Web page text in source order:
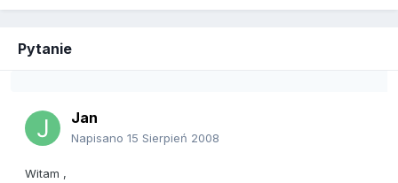
Pytanie
Jan
Napisano 15 Sierpień 2008
Witam ,